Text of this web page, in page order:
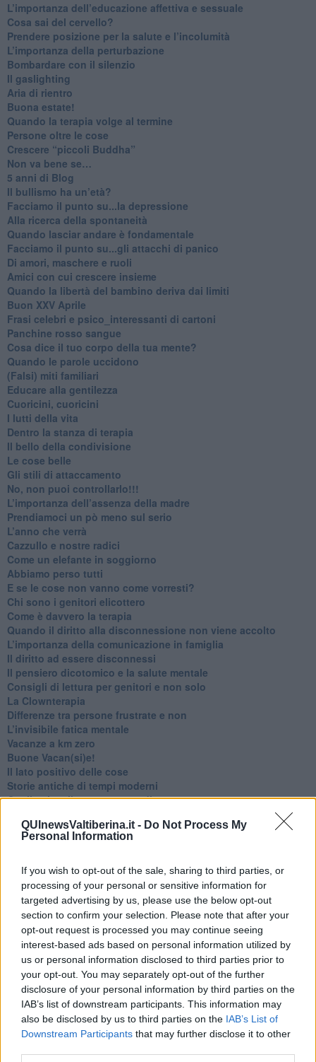
QUInewsValtiberina.it - Do Not Process My
Personal Information
If you wish to opt-out of the sale, sharing to third parties, or
processing of your personal or sensitive information for
targeted advertising by us, please use the below opt-out
section to confirm your selection. Please note that after your
opt-out request is processed you may continue seeing
interest-based ads based on personal information utilized by
us or personal information disclosed to third parties prior to
your opt-out. You may separately opt-out of the further
disclosure of your personal information by third parties on the
IAB’s list of downstream participants. This information may
also be disclosed by us to third parties on the IAB’s List of
Downstream Participants that may further disclose it to other
​L’importanza dell’educazione affettiva e sessuale
​Cosa sai del cervello?
Prendere posizione per la salute e l’incolumità
L’importanza della perturbazione
​Bombardare con il silenzio
Il gaslighting
Aria di rientro
Buona estate!
​Quando la terapia volge al termine
​Persone oltre le cose
​Crescere “piccoli Buddha”
Non va bene se…
​5 anni di Blog
​Il bullismo ha un’età?
Facciamo il punto su...la depressione
​Alla ricerca della spontaneità
​Quando lasciar andare è fondamentale
Facciamo il punto su...gli attacchi di panico
Di amori, maschere e ruoli
​Amici con cui crescere insieme
​Quando la libertà del bambino deriva dai limiti
Buon XXV Aprile
​Frasi celebri e psico_interessanti di cartoni
​Panchine rosso sangue
​Cosa dice il tuo corpo della tua mente?
​Quando le parole uccidono
​(Falsi) miti familiari
​Educare alla gentilezza
​Cuoricini, cuoricini
I lutti della vita
​Dentro la stanza di terapia
​Il bello della condivisione
Le cose belle
​Gli stili di attaccamento
No, non puoi controllarlo!!!
​L’importanza dell’assenza della madre
​Prendiamoci un pò meno sul serio
​L’anno che verrà
​Cazzullo e nostre radici
​Come un elefante in soggiorno
​Abbiamo perso tutti
E se le cose non vanno come vorresti?
​Chi sono i genitori elicottero
Come è davvero la terapia
Quando il diritto alla disconnessione non viene accolto
​L’importanza della comunicazione in famiglia
​Il diritto ad essere disconnessi
​Il pensiero dicotomico e la salute mentale
​Consigli di lettura per genitori e non solo
​La Clownterapia
​Differenze tra persone frustrate e non
L’invisibile fatica mentale
Vacanze a km zero
​Buone Vacan(si)e!
​Il lato positivo delle cose
​Storie antiche di tempi moderni
​Quello che alle mamme non dicono
Homo imbecillis
​4 anni di Blog
​Il passato, questo conosciuto!
​Clima ballerino e sbalzi d’umore
La maternità
​L’uomo o l’orso?
Non hanno un amico a teatro​
​Tutta una questione di rispetto
​Cose che ci esauriscono
​Vespa che passione!
​Lasciate ai vostri figli il diritto di piangere
​Parole d’amore regalate al vento
​Essere genitori di un adolescente
​Saper pazientare
​Giornata del Fiocchetto Lilla
​Venerdì emozionalmente sostenibile